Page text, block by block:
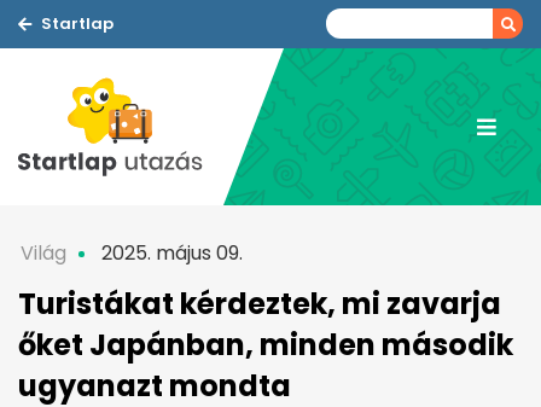
Startlap
Világ 2025. május 09.
Turistákat kérdeztek, mi zavarja
őket Japánban, minden második
ugyanazt mondta